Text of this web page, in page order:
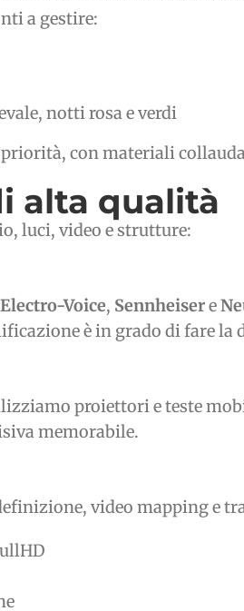
a gestire:
notti rosa e verdi
con materiali
alta qualità
luci, video e strutture:
Electro-Voice, Sennheisere
è in grado di fare la
proiettori e teste
memorabile.
video mapping e